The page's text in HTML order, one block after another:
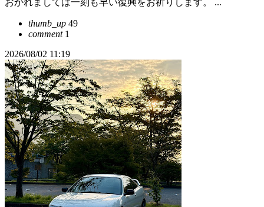
おかれましては一刻も早い復興をお祈りします。 ...
thumb_up 49
comment1
2026/08/02 11:19